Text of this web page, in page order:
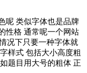
呢 类似字体也是品牌
性格 通常呢一个网站
况下只要一种字体就
样式 包括大小高度粗
题目用大号的粗体 正